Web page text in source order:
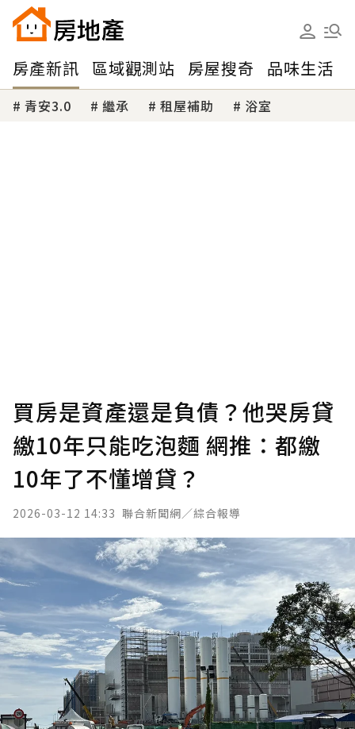
房產新訊 區域觀測站 房屋搜奇 品味生活
青安3.0 繼承 租屋補助 浴室
買房是資產還是負債？他哭房貸
繳10年只能吃泡麵 網推：都繳
10年了不懂增貸？
2026-03-12 14:33 聯合新聞網／綜合報導